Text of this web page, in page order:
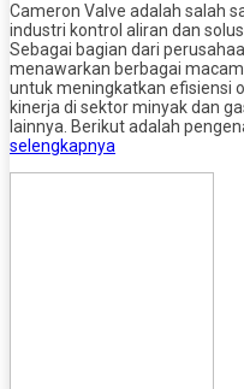
Cameron Valve adalah salah
industri kontrol aliran dan
Sebagai bagian dari
menawarkan berbagai
untuk meningkatkan efisiensi
kinerja di sektor minyak dan
lainnya. Berikut adalah
selengkapnya